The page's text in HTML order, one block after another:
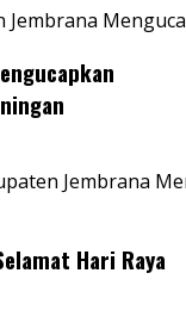
Jembrana
Jembrana
Hari Raya